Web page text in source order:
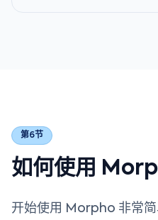
第6节
如何使用
开始使用 Morpho 非常